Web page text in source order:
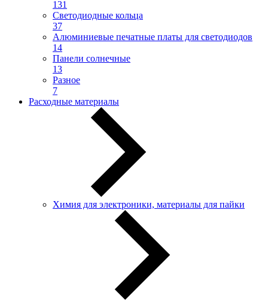
131
Светодиодные кольца
37
Алюминиевые печатные платы для светодиодов
14
Панели солнечные
13
Разное
7
Расходные материалы
Химия для электроники, материалы для пайки